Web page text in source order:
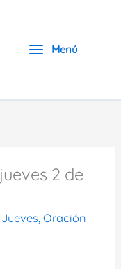
Menú
2 de
Jueves,Oración